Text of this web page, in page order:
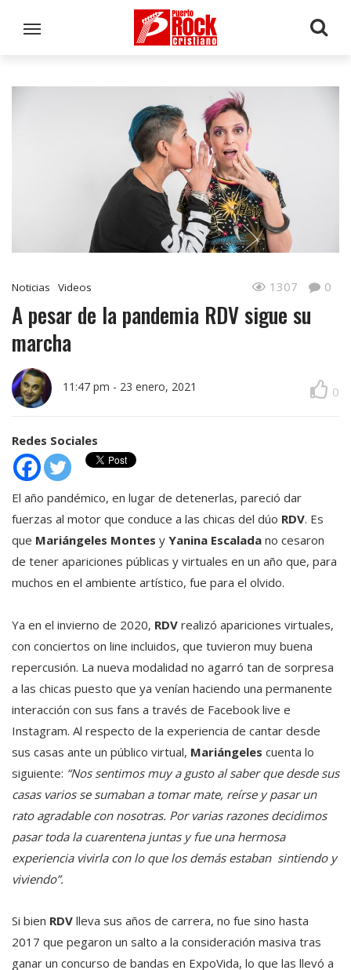
Noticias Videos 1307 0
A pesar de la pandemia RDV sigue su
marcha
11:47 pm - 23 enero, 2021 0
Redes Sociales
El año pandémico, en lugar de detenerlas, pareció dar
fuerzas al motor que conduce a las chicas del dúo RDV. Es
que Mariángeles Montes y Yanina Escalada no cesaron
de tener apariciones públicas y virtuales en un año que, para
muchos en el ambiente artístico, fue para el olvido.
Ya en el invierno de 2020, RDV realizó apariciones virtuales,
con conciertos on line incluidos, que tuvieron muy buena
repercusión. La nueva modalidad no agarró tan de sorpresa
a las chicas puesto que ya venían haciendo una permanente
interacción con sus fans a través de Facebook live e
Instagram. Al respecto de la experiencia de cantar desde
sus casas ante un público virtual, Mariángeles cuenta lo
siguiente: “Nos sentimos muy a gusto al saber que desde sus
casas varios se sumaban a tomar mate, reírse y pasar un
rato agradable con nosotras. Por varias razones decidimos
pasar toda la cuarentena juntas y fue una hermosa
experiencia vivirla con lo que los demás estaban sintiendo y
viviendo”.
Si bien RDV lleva sus años de carrera, no fue sino hasta
2017 que pegaron un salto a la consideración masiva tras
ganar un concurso de bandas en ExpoVida, lo que las llevó a